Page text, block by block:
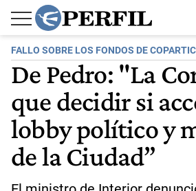
FALLO SOBRE LOS FONDOS DE
De Pedro: "La
que decidir si
lobby político y
de la Ciudad”